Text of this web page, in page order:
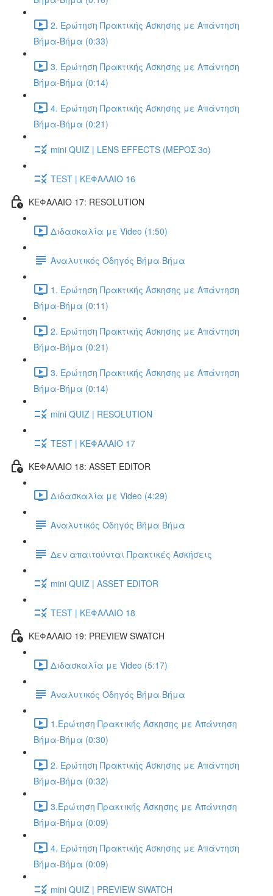
2. Ερώτηση Πρακτικής Άσκησης με Απάντηση
Βήμα-Βήμα (0:33)
3. Ερώτηση Πρακτικής Άσκησης με Απάντηση
Βήμα-Βήμα (0:14)
4. Ερώτηση Πρακτικής Άσκησης με Απάντηση
Βήμα-Βήμα (0:21)
mini QUIZ | LENS EFFECTS (ΜΕΡΟΣ 3o)
TEST | ΚΕΦΑΛΑΙΟ 16
ΚΕΦΑΛΑΙΟ 17: RESOLUTION
Διδασκαλία με Video (1:50)
Αναλυτικός Οδηγός Βήμα Βήμα
1. Ερώτηση Πρακτικής Άσκησης με Απάντηση
Βήμα-Βήμα (0:11)
2. Ερώτηση Πρακτικής Άσκησης με Απάντηση
Βήμα-Βήμα (0:21)
3. Ερώτηση Πρακτικής Άσκησης με Απάντηση
Βήμα-Βήμα (0:14)
mini QUIZ | RESOLUTION
TEST | ΚΕΦΑΛΑΙΟ 17
ΚΕΦΑΛΑΙΟ 18: ASSET EDITOR
Διδασκαλία με Video (4:29)
Αναλυτικός Οδηγός Βήμα Βήμα
Δεν απαιτούνται Πρακτικές Ασκήσεις
mini QUIZ | ASSET EDITOR
TEST | ΚΕΦΑΛΑΙΟ 18
ΚΕΦΑΛΑΙΟ 19: PREVIEW SWATCH
Διδασκαλία με Video (5:17)
Αναλυτικός Οδηγός Βήμα Βήμα
1.Ερώτηση Πρακτικής Άσκησης με Απάντηση
Βήμα-Βήμα (0:30)
2. Ερώτηση Πρακτικής Άσκησης με Απάντηση
Βήμα-Βήμα (0:32)
3.Ερώτηση Πρακτικής Άσκησης με Απάντηση
Βήμα-Βήμα (0:09)
4. Ερώτηση Πρακτικής Άσκησης με Απάντηση
Βήμα-Βήμα (0:09)
mini QUIZ | PREVIEW SWATCH